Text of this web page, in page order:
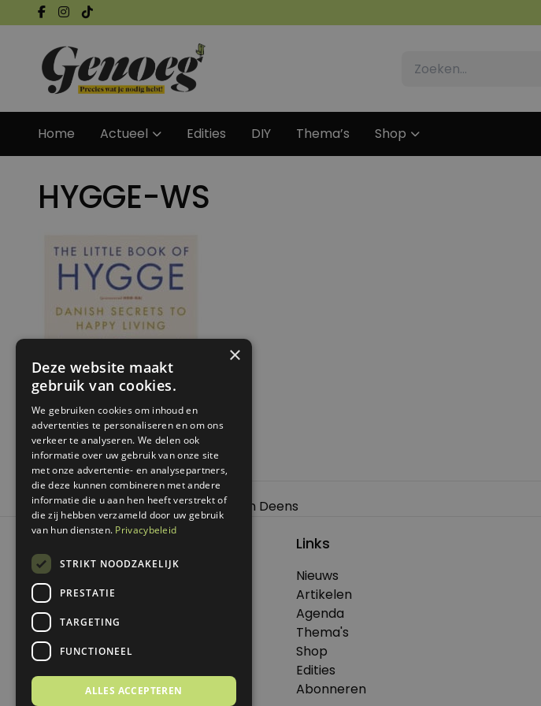
Home Actueel Edities DIY Thema’s Shop
HYGGE-WS
Bericht
navigatie
Previous: Geluk op z’n Japans of z’n Deens
© 2026 Genoeg .
Alle rechten voorbehouden.
Dit is een uitgave van Virtùmedia
Links
Nieuws
Artikelen
Agenda
Thema's
Shop
Edities
Abonneren
×
Deze website maakt
gebruik van cookies.
We gebruiken cookies om inhoud en
advertenties te personaliseren en om ons
verkeer te analyseren. We delen ook
informatie over uw gebruik van onze site
met onze advertentie- en analysepartners,
die deze kunnen combineren met andere
informatie die u aan hen heeft verstrekt of
die zij hebben verzameld door uw gebruik
van hun diensten. Privacybeleid
STRIKT NOODZAKELIJK
PRESTATIE
TARGETING
FUNCTIONEEL
ALLES ACCEPTEREN